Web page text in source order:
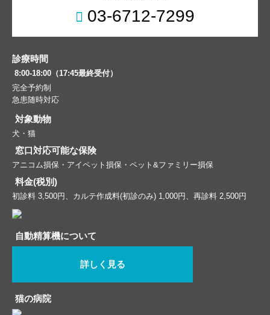
03-6712-7299
診療時間
8:00-18:00（17:45最終受付）
完全予約制
急患随時対応
対象動物
犬・猫
窓口対応可能な保険
アニコム損保・アイペット損保・ペット&ファミリー損保
料金(税別)
初診料 3,500円、カルテ作成料(初診のみ) 1,000円、再診料 2,500円
自動精算機について
詳しく見る
猫の病院